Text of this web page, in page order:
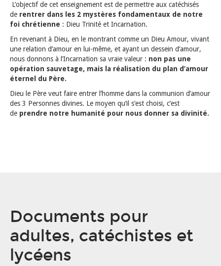
L’objectif de cet enseignement est de permettre aux catéchisés
de rentrer dans les 2 mystères fondamentaux de notre
foi chrétienne : Dieu Trinité et Incarnation.
En revenant à Dieu, en le montrant comme un Dieu Amour, vivant
une relation d’amour en lui-même, et ayant un dessein d’amour,
nous donnons à l’Incarnation sa vraie valeur : non pas une
opération sauvetage, mais la réalisation du plan d’amour
éternel du Père.
Dieu le Père veut faire entrer l’homme dans la communion d’amour
des 3 Personnes divines. Le moyen qu’il s’est choisi, c’est
de prendre notre humanité pour nous donner sa divinité.
Documents pour
adultes, catéchistes et
lycéens